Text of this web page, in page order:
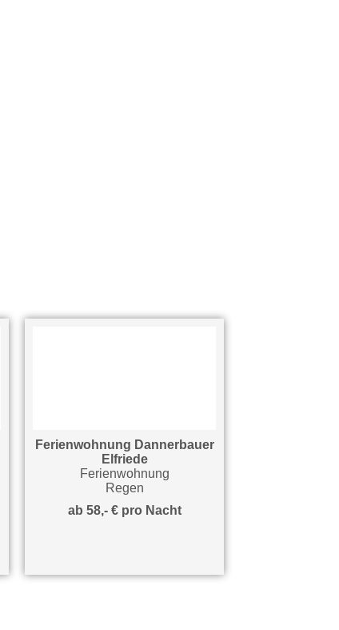
Ferienwohnung Dannerbauer
Elfriede
Ferienwohnung
Regen
ab 58,- € pro Nacht